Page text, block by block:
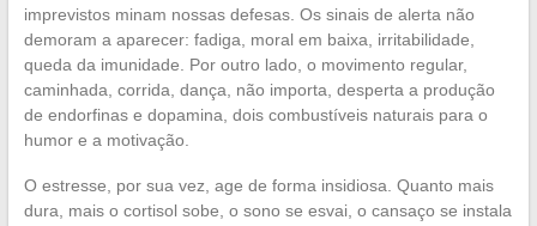
imprevistos minam nossas defesas. Os sinais de alerta não
demoram a aparecer: fadiga, moral em baixa, irritabilidade,
queda da imunidade. Por outro lado, o movimento regular,
caminhada, corrida, dança, não importa, desperta a produção
de endorfinas e dopamina, dois combustíveis naturais para o
humor e a motivação.
O estresse, por sua vez, age de forma insidiosa. Quanto mais
dura, mais o cortisol sobe, o sono se esvai, o cansaço se instala